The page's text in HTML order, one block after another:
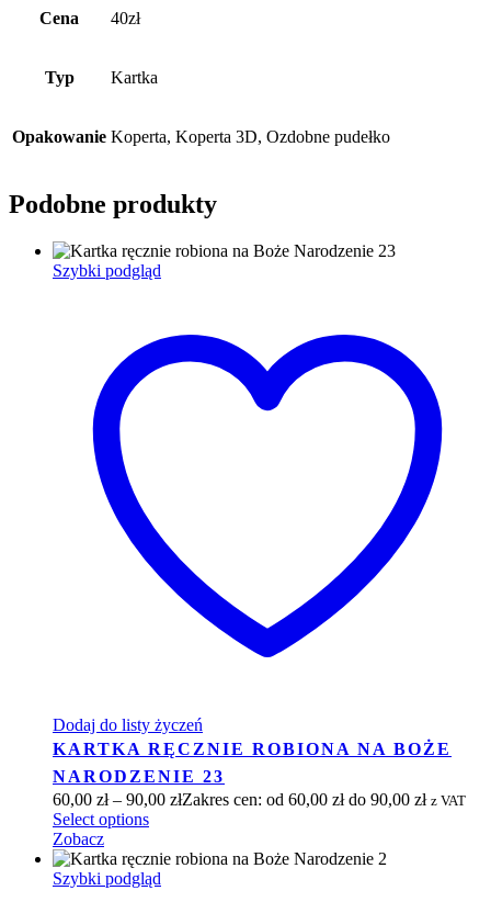
Cena 40zł
Typ Kartka
Opakowanie Koperta, Koperta 3D, Ozdobne pudełko
Podobne produkty
Szybki podgląd
Dodaj do listy życzeń
KARTKA RĘCZNIE ROBIONA NA BOŻE
NARODZENIE 23
60,00 zł – 90,00 złZakres cen: od 60,00 zł do 90,00 zł z VAT
Select options
Zobacz
Szybki podgląd